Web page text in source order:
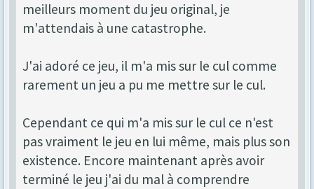
meilleurs moment du jeu original, je
m'attendais à une catastrophe.
J'ai adoré ce jeu, il m'a mis sur le cul comme
rarement un jeu a pu me mettre sur le cul.
Cependant ce qui m'a mis sur le cul ce n'est
pas vraiment le jeu en lui même, mais plus son
existence. Encore maintenant après avoir
terminé le jeu j'ai du mal à comprendre